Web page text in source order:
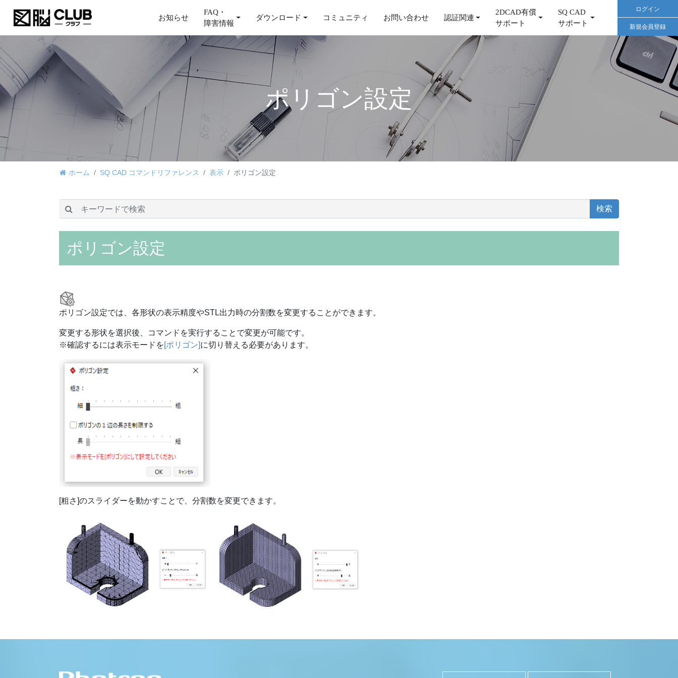
お知らせ
FAQ・
障害情報
ダウンロード コミュニティ お問い合わせ 認証関連
2DCAD有償
サポート
SQ CAD
サポート
ログイン
新規会員登録
ポリゴン設定
ホーム SQ CAD コマンドリファレンス 表示 ポリゴン設定
検索
ポリゴン設定
ポリゴン設定では、各形状の表示精度やSTL出力時の分割数を変更することができます。
変更する形状を選択後、コマンドを実行することで変更が可能です。
※確認するには表示モードを[ポリゴン]に切り替える必要があります。
[粗さ]のスライダーを動かすことで、分割数を変更できます。